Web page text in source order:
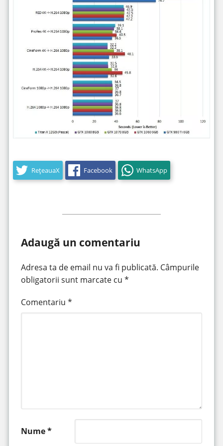
RețeauaX Facebook WhatsApp
Adaugă un comentariu
Adresa ta de email nu va fi publicată. Câmpurile
obligatorii sunt marcate cu *
Comentariu *
Nume*